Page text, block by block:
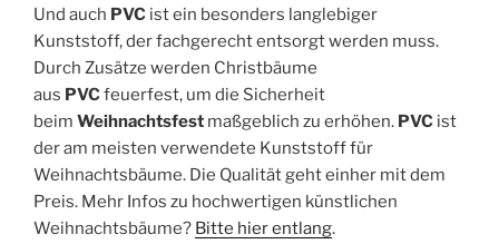
Und auch PVC ist ein besonders langlebiger
Kunststoff, der fachgerecht entsorgt werden muss.
Durch Zusätze werden Christbäume
aus PVCfeuerfest, um die Sicherheit
beim Weihnachtsfest maßgeblich zu erhöhen. PVC ist
der am meisten verwendete Kunststoff für
Weihnachtsbäume. Die Qualität geht einher mit dem
Preis. Mehr Infos zu hochwertigen künstlichen
Weihnachtsbäume? Bitte hier entlang.